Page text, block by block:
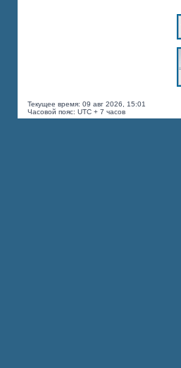
Текущее время: 09 авг 2026, 15:01
Часовой пояс: UTC + 7 часов